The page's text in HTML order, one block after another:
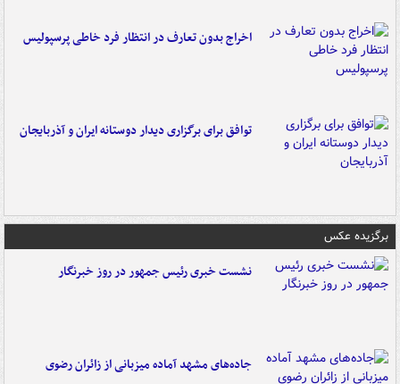
اخراج بدون تعارف در انتظار فرد خاطی پرسپولیس
توافق برای برگزاری دیدار دوستانه ایران و آذربایجان
برگزیده عکس
نشست خبری رئیس جمهور در روز خبرنگار
جاده‌های مشهد آماده میزبانی از زائران رضوی